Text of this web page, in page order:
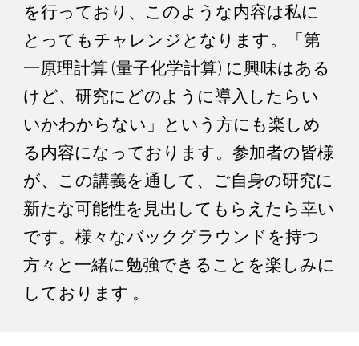
を行っており、このような内容は私に
とってもチャレンジとなります。「第
一原理計算 (量子化学計算) に興味はある
けど、研究にどのように導入したらい
いかわからない」という方にも楽しめ
る内容になっております。参加者の皆様
が、この講義を通して、ご自身の研究に
新たな可能性を見出してもらえたら幸い
です。様々なバックグラウンドを持つ
方々と一緒に勉強できることを楽しみに
しております 。